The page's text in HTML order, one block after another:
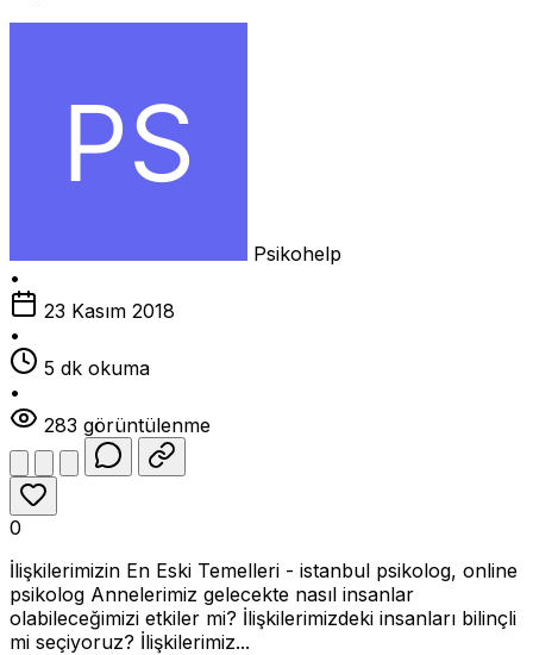
Psikohelp
•
23 Kasım 2018
•
5 dk okuma
•
283 görüntülenme
0
İlişkilerimizin En Eski Temelleri - istanbul psikolog, online
psikolog Annelerimiz gelecekte nasıl insanlar
olabileceğimizi etkiler mi? İlişkilerimizdeki insanları bilinçli
mi seçiyoruz? İlişkilerimiz...